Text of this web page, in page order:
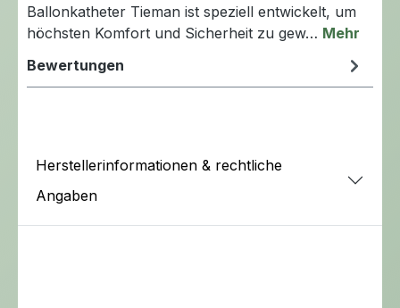
Ballonkatheter Tieman ist speziell entwickelt, um
höchsten Komfort und Sicherheit zu gew… Mehr
Bewertungen
Herstellerinformationen & rechtliche
Angaben